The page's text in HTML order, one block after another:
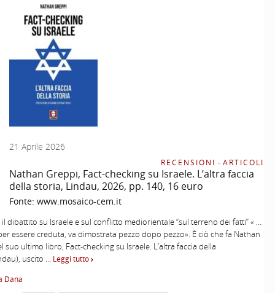
21 Aprile 2026
RECENSIONI –ARTICOLI
Nathan Greppi, Fact-checking su Israele. L’altra faccia
della storia, Lindau, 2026, pp. 140, 16 euro
Fonte: www.mosaico-cem.it
dibattito su Israele e sul conflitto mediorientale “sul terreno dei fatti” « …
essere creduta, va dimostrata pezzo dopo pezzo». È ciò che fa Nathan
suo ultimo libro, Fact-checking su Israele. L’altra faccia della
uscito … Leggi tutto
Dana